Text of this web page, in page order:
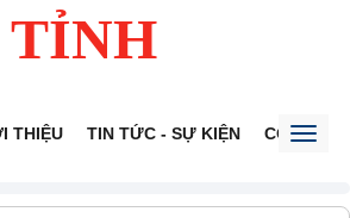
TỈNH
THIỆU TIN TỨC - SỰ KIỆN CỔNG